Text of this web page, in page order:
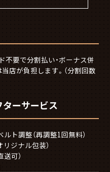
不要で分割払い・ボーナス併
店が負担します。（分割回数
ターサービス
ト調整（再調整1回無料）
ジナル包装）
可）